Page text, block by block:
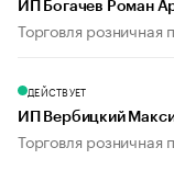
ИП Богачев Роман
Торговля розничная
ДЕЙСТВУЕТ
ИП Вербицкий
Торговля розничная